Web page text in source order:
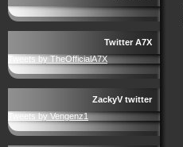
Twitter A7X
Tweets by TheOfficialA7X
ZackyV twitter
Tweets by Vengenz1